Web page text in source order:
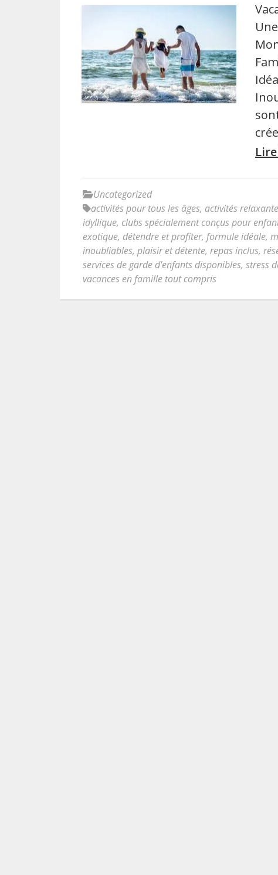
Uncategorized
activités pour tous les âges, activités
idyllique, clubs spécialement conçus pour
exotique, détendre et profiter, formule idéale,
inoubliables, plaisir et détente, repas inclus,
services de garde d'enfants disponibles, stress
vacances en famille tout compris